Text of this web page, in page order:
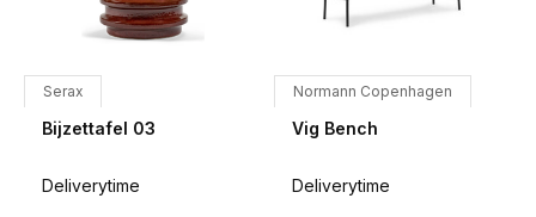
Serax
Bijzettafel 03
Deliverytime
Normann Copenhagen
Vig Bench
Deliverytime